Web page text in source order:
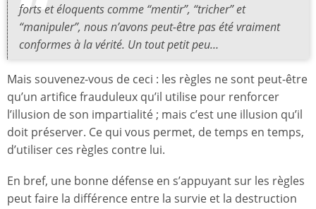
forts et éloquents comme “mentir”, “tricher” et
“manipuler”, nous n’avons peut-être pas été vraiment
conformes à la vérité. Un tout petit peu…
Mais souvenez-vous de ceci : les règles ne sont peut-être
qu’un artifice frauduleux qu’il utilise pour renforcer
l’illusion de son impartialité ; mais c’est une illusion qu’il
doit préserver. Ce qui vous permet, de temps en temps,
d’utiliser ces règles contre lui.
En bref, une bonne défense en s’appuyant sur les règles
peut faire la différence entre la survie et la destruction